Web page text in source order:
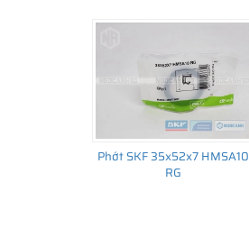
Phớt SKF 35x52x7 HMSA10
RG